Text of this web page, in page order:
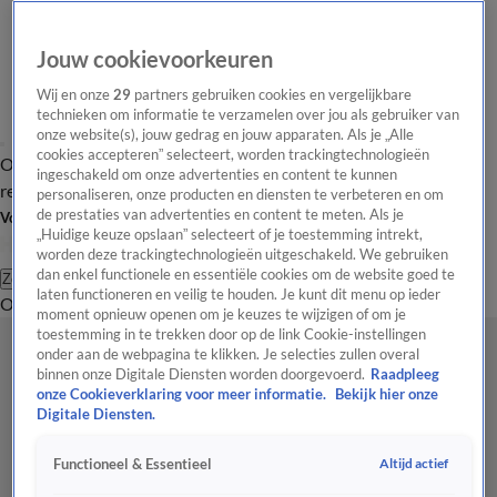
Overzicht Laatste nieuws Regionieuws Het beste van Hart
Tip de
redactie
Volg Hart van Nederland
Zoeken
OverzichtRegioUitzendingenWeerTip de redactiePanelVideo's
Jouw cookievoorkeuren
Wij en onze29 partners gebruiken cookies en vergelijkbare
technieken om informatie te verzamelen over jou als gebruiker van
onze website(s), jouw gedrag en jouw apparaten. Als je „Alle
cookies accepteren” selecteert, worden trackingtechnologieën
ingeschakeld om onze advertenties en content te kunnen
personaliseren, onze producten en diensten te verbeteren en om
de prestaties van advertenties en content te meten. Als je
„Huidige keuze opslaan” selecteert of je toestemming intrekt,
worden deze trackingtechnologieën uitgeschakeld. We gebruiken
dan enkel functionele en essentiële cookies om de website goed te
laten functioneren en veilig te houden. Je kunt dit menu op ieder
moment opnieuw openen om je keuzes te wijzigen of om je
toestemming in te trekken door op de link Cookie-instellingen
onder aan de webpagina te klikken. Je selecties zullen overal
binnen onze Digitale Diensten worden doorgevoerd. Raadpleeg
onze Cookieverklaring voor meer informatie.
Bekijk hier onze
Digitale Diensten.
Functioneel & Essentieel Altijd actief